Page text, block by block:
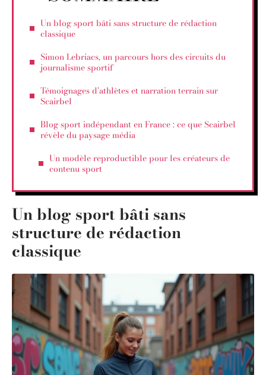
Un blog sport bâti sans structure de rédaction
classique
Simon Lebriacs, un parcours hors des circuits du
journalisme sportif
Témoignages d’athlètes et narration terrain sur
Scairbel
Blog sport indépendant en France : ce que Scairbel
révèle du paysage média
Un modèle reproductible pour les créateurs de
contenu sport
Un blog sport bâti sans
structure de rédaction
classique